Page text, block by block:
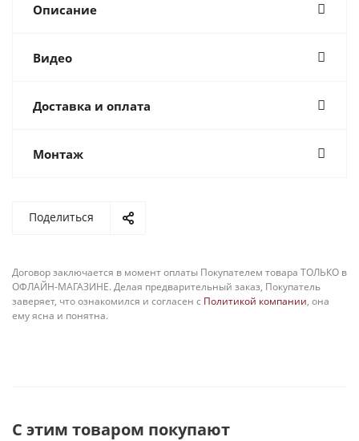
Описание
Видео
Доставка и оплата
Монтаж
Поделиться
Договор заключается в момент оплаты Покупателем товара ТОЛЬКО в
ОФЛАЙН-МАГАЗИНЕ. Делая предварительный заказ, Покупатель
заверяет, что ознакомился и согласен с Политикой компании, она
ему ясна и понятна.
С этим товаром покупают